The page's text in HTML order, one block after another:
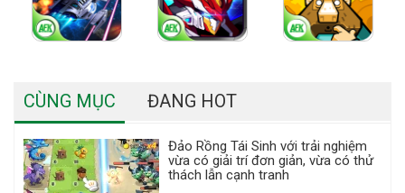
CÙNG MỤC ĐANG HOT
Đảo Rồng Tái Sinh với trải nghiệm
vừa có giải trí đơn giản, vừa có thử
thách lẫn cạnh tranh